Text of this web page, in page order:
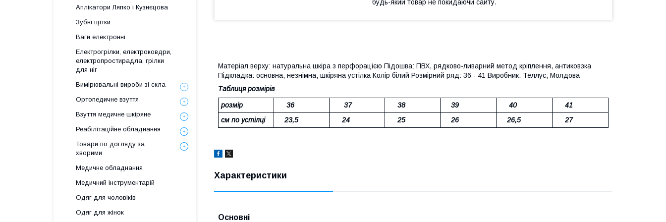
будь-який товар не покидаючи сайту.
Матеріал верху: натуральна шкіра з перфорацією Підошва: ПВХ, рядково-ливарний метод кріплення, антиковзка
Підкладка: основна, незнімна, шкіряна устілка Колір білий Розмірний ряд: 36 - 41 Виробник: Теллус, Молдова
Таблиця розмірів
розмір 36 37 38 39 40
41
см по устілці
23,5 24 25 26 26,5 27
Характеристики
Основні
Аплікатори Ляпко і Кузнєцова
Зубні щітки
Ваги електронні
Електрогрілки, електроковдри,
електропростирадла, грілки
для ніг
Вимірювальні вироби зі скла
Ортопедичне взуття
Взуття медичне шкіряне
Реабілітаційне обладнання
Товари по догляду за
хворими
Медичне обладнання
Медичний інструментарій
Одяг для чоловіків
Одяг для жінок